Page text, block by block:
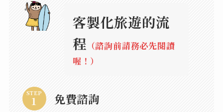
客製化旅遊的流
程 （諮詢前請務必先閱讀
喔！）
STEP 免費諮詢